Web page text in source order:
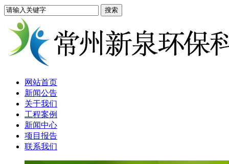
网站首页
新闻公告
关于我们
工程案例
新闻中心
项目报告
联系我们